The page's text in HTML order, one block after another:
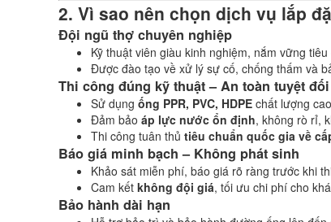
2. Vì sao nên chọn dịch vụ lắp
Đội ngũ thợ chuyên nghiệp
Kỹ thuật viên giàu kinh nghiệm, nắm vững
Được đào tạo về xử lý sự cố, chống thấm và
Thi công đúng kỹ thuật – An toàn tuyệt đối
Sử dụng ống PPR, PVC, HDPE chất lượng
Đảm bảo áp lực nước ổn định, không rò rỉ,
Thi công tuân thủ tiêu chuẩn quốc gia về
Báo giá minh bạch – Không phát sinh
Khảo sát miễn phí, báo giá rõ ràng trước khi
Cam kết không đội giá, tối ưu chi phí cho
Bảo hành dài hạn